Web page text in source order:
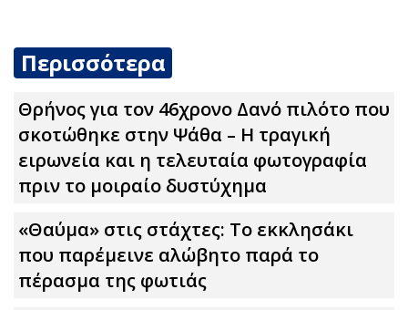
Περισσότερα
Θρήνος για τον 46χρονο Δανό πιλότο που
σκοτώθηκε στην Ψάθα – Η τραγική
ειρωνεία και η τελευταία φωτογραφία
πριν το μοιραίο δυστύχημα
«Θαύμα» στις στάχτες: Το εκκλησάκι
που παρέμεινε αλώβητο παρά το
πέρασμα της φωτιάς